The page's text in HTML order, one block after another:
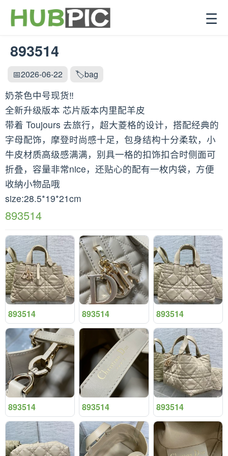
☰
893514
📅2026-06-22 🏷️bag
奶茶色中号现货‼️
全新升级版本 芯片版本内里配羊皮
带着 Toujours 去旅行，超大菱格的设计，搭配经典的
字母配饰，摩登时尚感十足，包身结构十分柔软，小
牛皮材质高级感满满，别具一格的扣饰扣合时侧面可
折叠，容量非常nice，还贴心的配有一枚内袋，方便
收納小物品哦
size:28.5*19*21cm
893514
893514 893514 893514
893514 893514 893514